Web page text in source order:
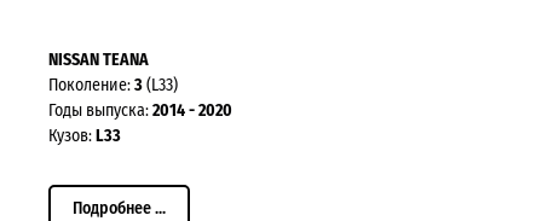
NISSAN TEANA
Поколение:3(L33)
Годы выпуска:2014 - 2020
Кузов:L33
Подробнее ...